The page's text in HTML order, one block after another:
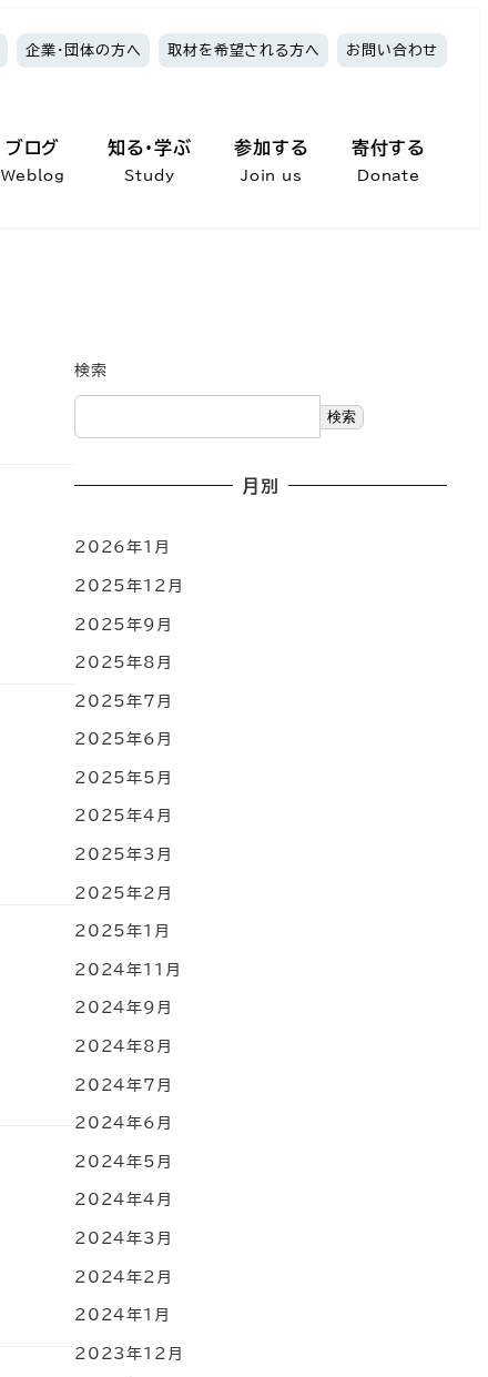
企業・団体の方へ 取材を希望される方へ お問い合わせ
ブログ
Weblog
知る・学ぶ
Study
参加する
Join us
寄付する
Donate
検索
検索
月別
2026年1月
2025年12月
2025年9月
2025年8月
2025年7月
2025年6月
2025年5月
2025年4月
2025年3月
2025年2月
2025年1月
2024年11月
2024年9月
2024年8月
2024年7月
2024年6月
2024年5月
2024年4月
2024年3月
2024年2月
2024年1月
2023年12月